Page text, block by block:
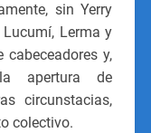
sin Yerry
Lerma y
y,
apertura de
circunstacias,
colectivo.